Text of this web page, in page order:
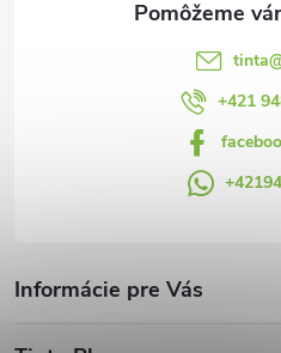
tinta
+421
Informácie pre Vás